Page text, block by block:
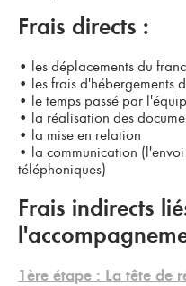
Frais directs :
• les déplacements du
• les frais d'hébergements
• le temps passé par
• la réalisation des
• la mise en relation
• la communication
téléphoniques)
Frais indirects
1ère étape : La tête de